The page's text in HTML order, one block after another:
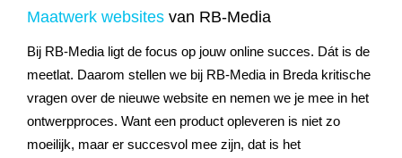
Maatwerk websites van RB-Media
Bij RB-Media ligt de focus op jouw online succes. Dát is de
meetlat. Daarom stellen we bij RB-Media in Breda kritische
vragen over de nieuwe website en nemen we je mee in het
ontwerpproces. Want een product opleveren is niet zo
moeilijk, maar er succesvol mee zijn, dat is het